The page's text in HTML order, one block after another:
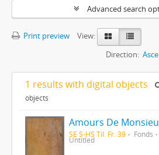
Advanced search
Print preview
View:
Direction:
1 results with digital objects
objects
SE S-HS Til. Fr. 39 Fonds
Untitled